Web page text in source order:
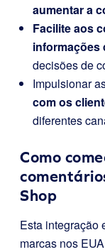
aumentar a
Facilite aos
informações
decisões de
Impulsionar
com os
diferentes
Como
Shop
Esta integração
marcas nos